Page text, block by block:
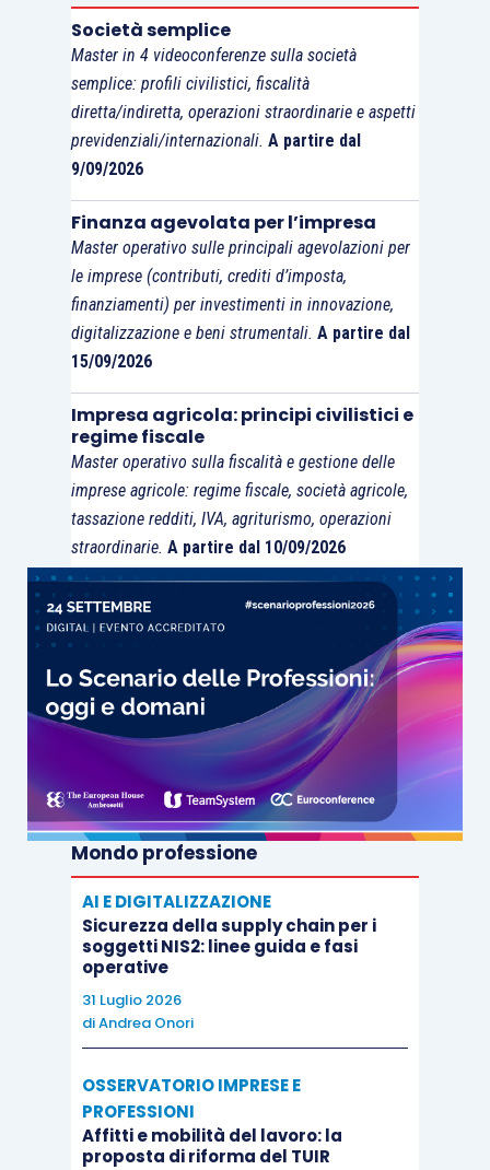
Società semplice
Master in 4 videoconferenze sulla società
semplice: profili civilistici, fiscalità
diretta/indiretta, operazioni straordinarie e aspetti
previdenziali/internazionali. A partire dal
9/09/2026
Finanza agevolata per l’impresa
Master operativo sulle principali agevolazioni per
le imprese (contributi, crediti d’imposta,
finanziamenti) per investimenti in innovazione,
digitalizzazione e beni strumentali. A partire dal
15/09/2026
Impresa agricola: principi civilistici e
regime fiscale
Master operativo sulla fiscalità e gestione delle
imprese agricole: regime fiscale, società agricole,
tassazione redditi, IVA, agriturismo, operazioni
straordinarie. A partire dal 10/09/2026
Mondo professione
AI E DIGITALIZZAZIONE
Sicurezza della supply chain per i
soggetti NIS2: linee guida e fasi
operative
31 Luglio 2026
diAndrea Onori
OSSERVATORIO IMPRESE E
PROFESSIONI
Affitti e mobilità del lavoro: la
proposta di riforma del TUIR